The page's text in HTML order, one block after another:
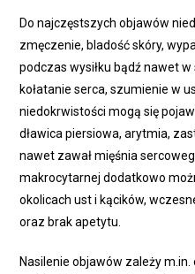
Do najczęstszych objawów
zmęczenie, bladość skóry,
podczas wysiłku bądź nawet
kołatanie serca, szumienie w
niedokrwistości mogą się
dławica piersiowa, arytmia,
nawet zawał mięśnia
makrocytarnej dodatkowo
okolicach ust i kącików,
oraz brak apetytu.
Nasilenie objawów zależy